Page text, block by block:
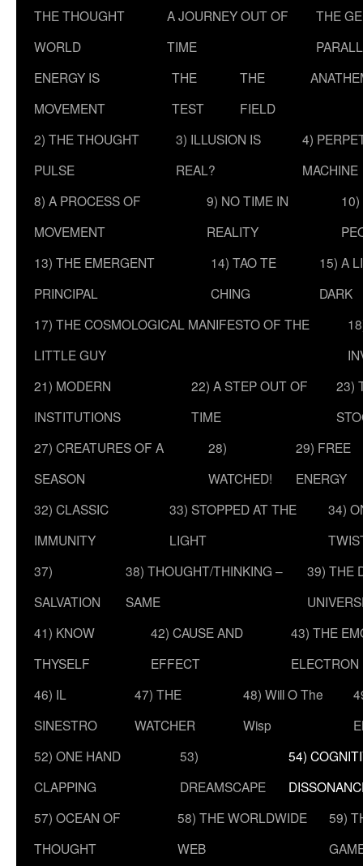
THE THOUGHT
WORLD
A JOURNEY OUT OF
TIME
THE
ENERGY IS
MOVEMENT
THE
TEST
THE
FIELD
2) THE THOUGHT
PULSE
3) ILLUSION IS
REAL?
4)
MACHINE
8) A PROCESS OF
MOVEMENT
9) NO TIME IN
REALITY
13) THE EMERGENT
PRINCIPAL
14) TAO TE
CHING
15) A
DARK
17) THE COSMOLOGICAL MANIFESTO OF THE
LITTLE GUY
21) MODERN
INSTITUTIONS
22) A STEP OUT OF
TIME
23)
27) CREATURES OF A
SEASON
28)
WATCHED!
29) FREE
ENERGY
32) CLASSIC
IMMUNITY
33) STOPPED AT THE
LIGHT
34)
37)
SALVATION
38) THOUGHT/THINKING –
SAME
39) THE
41) KNOW
THYSELF
42) CAUSE AND
EFFECT
43) THE
ELECTRON
46) IL
SINESTRO
47) THE
WATCHER
48) Will O The
Wisp
52) ONE HAND
CLAPPING
53)
DREAMSCAPE
54)
57) OCEAN OF
THOUGHT
58) THE WORLDWIDE
WEB
59)